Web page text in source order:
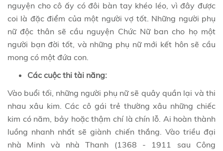
nguyện cho cô ấy có đôi bàn tay khéo léo, vì đây được
coi là đặc điểm của một người vợ tốt. Những người phụ
nữ độc thân sẽ cầu nguyện Chức Nữ ban cho họ một
người bạn đời tốt, và những phụ nữ mới kết hôn sẽ cầu
mong có một đứa con.
Các cuộc thi tài năng:
Vào buổi tối, những người phụ nữ sẽ quây quần lại và thi
nhau xâu kim. Các cô gái trẻ thường xâu những chiếc
kim có năm, bảy hoặc thậm chí là chín lỗ. Ai hoàn thành
luồng nhanh nhất sẽ giành chiến thắng. Vào triều đại
nhà Minh và nhà Thanh (1368 - 1911 sau Công